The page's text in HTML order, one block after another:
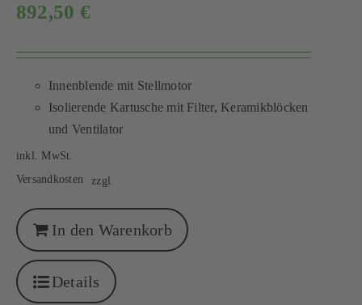
892,50 €
Innenblende mit Stellmotor
Isolierende Kartusche mit Filter, Keramikblöcken
und Ventilator
inkl. MwSt.
zzgl.
Versandkosten
In den Warenkorb
Details